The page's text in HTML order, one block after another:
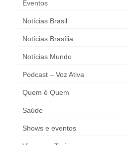
Eventos
Notícias Brasil
Notícias Brasília
Notícias Mundo
Podcast – Voz Ativa
Quem é Quem
Saúde
Shows e eventos